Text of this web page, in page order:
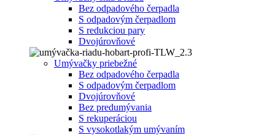
Bez odpadového čerpadla
S odpadovým čerpadlom
S redukciou pary
Dvojúrovňové
Umývačky priebežné
Bez odpadového čerpadla
S odpadovým čerpadlom
Dvojúrovňové
Bez predumývania
S rekuperáciou
S vysokotlakým umývaním